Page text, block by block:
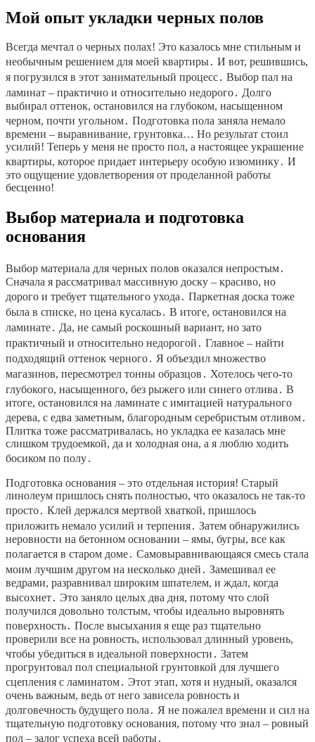
Мой опыт укладки черных полов
Всегда мечтал о черных полах! Это казалось мне стильным и
необычным решением для моей квартиры․ И вот, решившись,
я погрузился в этот занимательный процесс․ Выбор пал на
ламинат – практично и относительно недорого․ Долго
выбирал оттенок, остановился на глубоком, насыщенном
черном, почти угольном․ Подготовка пола заняла немало
времени – выравнивание, грунтовка… Но результат стоил
усилий! Теперь у меня не просто пол, а настоящее украшение
квартиры, которое придает интерьеру особую изюминку․ И
это ощущение удовлетворения от проделанной работы
бесценно!
Выбор материала и подготовка
основания
Выбор материала для черных полов оказался непростым․
Сначала я рассматривал массивную доску – красиво, но
дорого и требует тщательного ухода․ Паркетная доска тоже
была в списке, но цена кусалась․ В итоге, остановился на
ламинате․ Да, не самый роскошный вариант, но зато
практичный и относительно недорогой․ Главное – найти
подходящий оттенок черного․ Я объездил множество
магазинов, пересмотрел тонны образцов․ Хотелось чего-то
глубокого, насыщенного, без рыжего или синего отлива․ В
итоге, остановился на ламинате с имитацией натурального
дерева, с едва заметным, благородным серебристым отливом․
Плитка тоже рассматривалась, но укладка ее казалась мне
слишком трудоемкой, да и холодная она, а я люблю ходить
босиком по полу․
Подготовка основания – это отдельная история! Старый
линолеум пришлось снять полностью, что оказалось не так-то
просто․ Клей держался мертвой хваткой, пришлось
приложить немало усилий и терпения․ Затем обнаружились
неровности на бетонном основании – ямы, бугры, все как
полагается в старом доме․ Самовыравнивающаяся смесь стала
моим лучшим другом на несколько дней․ Замешивал ее
ведрами, разравнивал широким шпателем, и ждал, когда
высохнет․ Это заняло целых два дня, потому что слой
получился довольно толстым, чтобы идеально выровнять
поверхность․ После высыхания я еще раз тщательно
проверили все на ровность, использовал длинный уровень,
чтобы убедиться в идеальной поверхности․ Затем
прогрунтовал пол специальной грунтовкой для лучшего
сцепления с ламинатом․ Этот этап, хотя и нудный, оказался
очень важным, ведь от него зависела ровность и
долговечность будущего пола․ Я не пожалел времени и сил на
тщательную подготовку основания, потому что знал – ровный
пол – залог успеха всей работы․